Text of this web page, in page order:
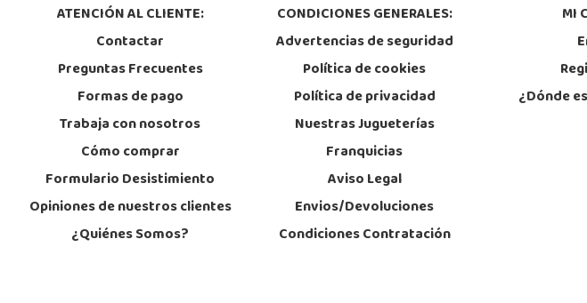
ATENCIÓN AL CLIENTE:
Contactar
Preguntas Frecuentes
Formas de pago
Trabaja con nosotros
Cómo comprar
Formulario Desistimiento
Opiniones de nuestros clientes
¿Quiénes Somos?
CONDICIONES GENERALES:
Advertencias de seguridad
Política de cookies
Política de privacidad
Nuestras Jugueterías
Franquicias
Aviso Legal
Envios/Devoluciones
Condiciones Contratación
MI
¿Dónde